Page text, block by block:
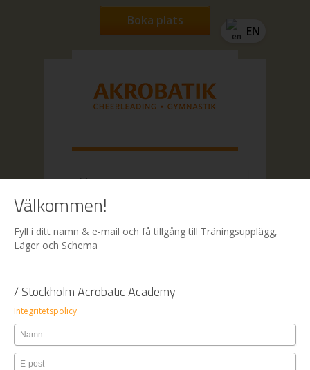
EN
Boka plats
Boka
OBS! Anmälan är bindande.
Välkommen!
Fyll i ditt namn & e-mail och få tillgång till Träningsupplägg,
Läger och Schema
/ Stockholm Acrobatic Academy
Integritetspolicy